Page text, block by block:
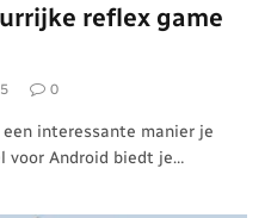
reflex game
0
interessante manier je
voor Android biedt je…